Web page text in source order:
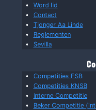
Word lid
Contact
Tjonger Aa Linde
Reglementen
Sevilla
Competities FSB
Competities KNSB
Interne Competitie
Beker Competitie